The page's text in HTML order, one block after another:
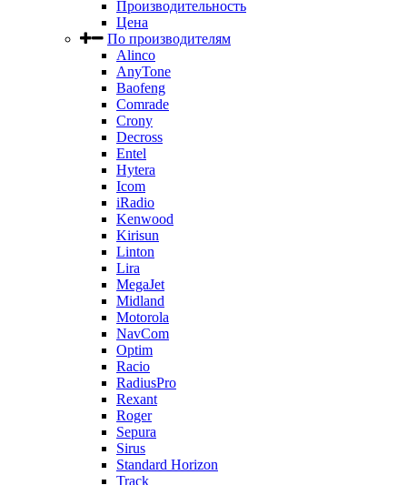
Производительность
Цена
По производителям
Alinco
AnyTone
Baofeng
Comrade
Crony
Decross
Entel
Hytera
Icom
iRadio
Kenwood
Kirisun
Linton
Lira
MegaJet
Midland
Motorola
NavCom
Optim
Racio
RadiusPro
Rexant
Roger
Sepura
Sirus
Standard Horizon
Track